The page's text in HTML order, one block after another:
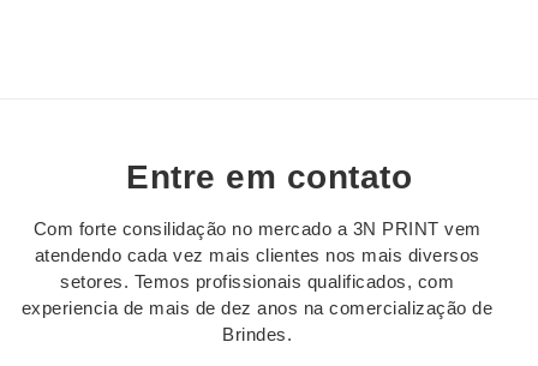
Entre em contato
Com forte consilidação no mercado a 3N PRINT vem
atendendo cada vez mais clientes nos mais diversos
setores. Temos profissionais qualificados, com
experiencia de mais de dez anos na comercialização de
Brindes.